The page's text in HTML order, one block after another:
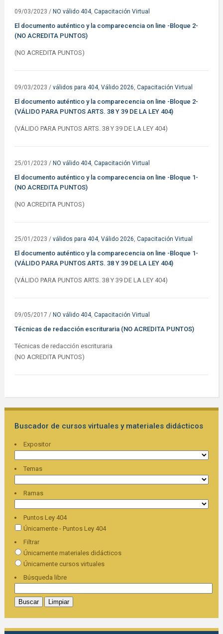
09/03/2023 / NO válido 404, Capacitación Virtual
El documento auténtico y la comparecencia on line -Bloque 2-
(NO ACREDITA PUNTOS)
(NO ACREDITA PUNTOS)
09/03/2023 / válidos para 404, Válido 2026, Capacitación Virtual
El documento auténtico y la comparecencia on line -Bloque 2-
(VÁLIDO PARA PUNTOS ARTS. 38 Y 39 DE LA LEY 404)
(VÁLIDO PARA PUNTOS ARTS. 38 Y 39 DE LA LEY 404)
25/01/2023 / NO válido 404, Capacitación Virtual
El documento auténtico y la comparecencia on line -Bloque 1-
(NO ACREDITA PUNTOS)
(NO ACREDITA PUNTOS)
25/01/2023 / válidos para 404, Válido 2026, Capacitación Virtual
El documento auténtico y la comparecencia on line -Bloque 1-
(VÁLIDO PARA PUNTOS ARTS. 38 Y 39 DE LA LEY 404)
(VÁLIDO PARA PUNTOS ARTS. 38 Y 39 DE LA LEY 404)
09/05/2017 / NO válido 404, Capacitación Virtual
Técnicas de redacción escrituraria (NO ACREDITA PUNTOS)
Técnicas de redacción escrituraria
(NO ACREDITA PUNTOS)
Buscador de cursos virtuales y materiales didácticos
Expositor
Temas
Ramas
Puntos Ley 404
Únicamente - Puntos Ley 404
Filtrar
Únicamente materiales didácticos
Únicamente cursos virtuales
Búsqueda libre